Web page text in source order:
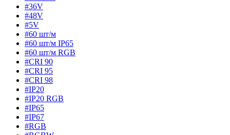
#36V
#48V
#5V
#60 шт/м
#60 шт/м IP65
#60 шт/м RGB
#CRI 90
#CRI 95
#CRI 98
#IP20
#IP20 RGB
#IP65
#IP67
#RGB